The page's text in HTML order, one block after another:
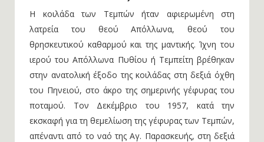
Η κοιλάδα των Τεμπών ήταν αφιερωμένη στη
λατρεία του θεού Απόλλωνα, θεού του
θρησκευτικού καθαρμού και της μαντικής. Ίχνη του
ιερού του Απόλλωνα Πυθίου ή Τεμπείτη βρέθηκαν
στην ανατολική έξοδο της κοιλάδας στη δεξιά όχθη
του Πηνειού, στο άκρο της σημερινής γέφυρας του
ποταμού. Τον Δεκέμβριο του 1957, κατά την
εκσκαφή για τη θεμελίωση της γέφυρας των Τεμπών,
απέναντι από το ναό της Αγ. Παρασκευής, στη δεξιά